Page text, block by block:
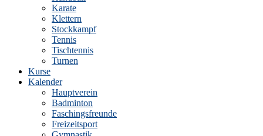
Karate
Klettern
Stockkampf
Tennis
Tischtennis
Turnen
Kurse
Kalender
Hauptverein
Badminton
Faschingsfreunde
Freizeitsport